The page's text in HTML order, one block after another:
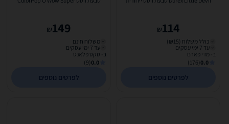
114
₪
כולל משלוח (₪15)
עד 7 ימי עסקים
ב- מדי פארם
0.0
(176)
לפרטים נוספים
149
₪
משלוח חינם
עד 7 ימי עסקים
ב- סקס פלאנט
0.0
(9)
לפרטים נוספים